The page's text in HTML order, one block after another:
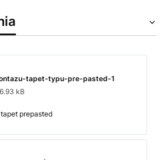
tapet-typu-pre-pasted-1
kB
prepasted